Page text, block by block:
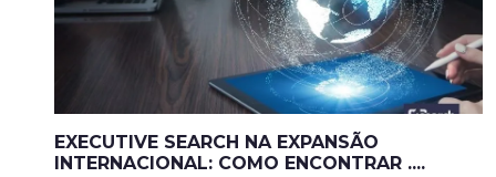
EXECUTIVE SEARCH NA EXPANSÃO
INTERNACIONAL: COMO ENCONTRAR ....